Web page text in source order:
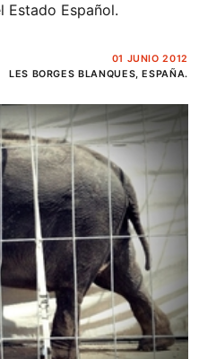
Estado Español.
01 JUNIO 2012
LES BORGES BLANQUES, ESPAÑA.